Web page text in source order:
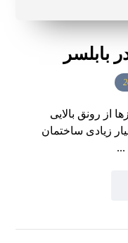
بابلسر
از رونق بالایی
زیادی ساختمان